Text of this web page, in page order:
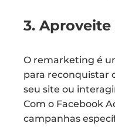
3.
O remarketing é
para reconquistar
seu site ou
Com o Facebook
campanhas